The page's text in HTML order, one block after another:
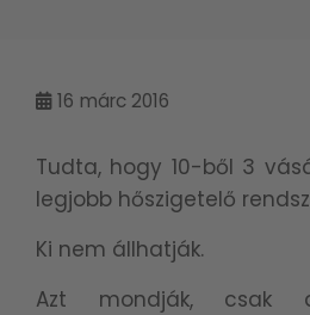
16 márc 2016
Tudta, hogy 10-ből 3
legjobb hőszigetelő
Ki nem állhatják.
Azt mondják,